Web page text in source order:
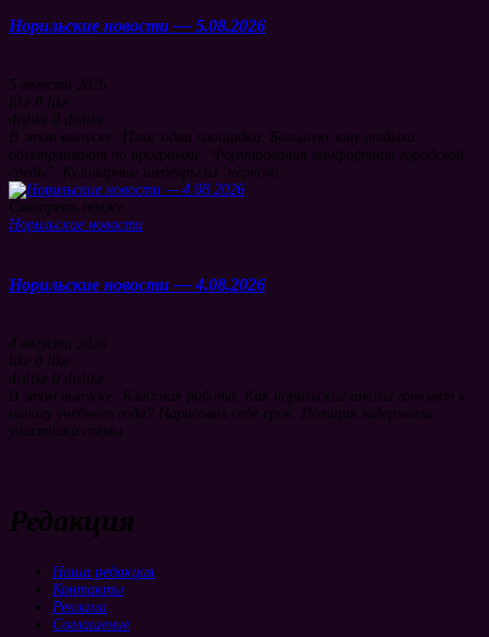
Норильские новости — 5.08.2026
5 августа 2026
like 0 like
dislike 0 dislike
В этом выпуске: Плюс одна площадка. Большую зону отдыха
обустраивают по программе "Формирования комфортной городской
среды". Кулинарные шедевры из "черного...
Смотреть позже
Норильские новости
Норильские новости — 4.08.2026
4 августа 2026
like 0 like
dislike 0 dislike
В этом выпуске: Классная работа. Как норильские школы готовят к
началу учебного года? Нарисовал себе срок. Полиция задержала
участника схемы...
Редакция
Наша редакция
Контакты
Реклама
Соглашение